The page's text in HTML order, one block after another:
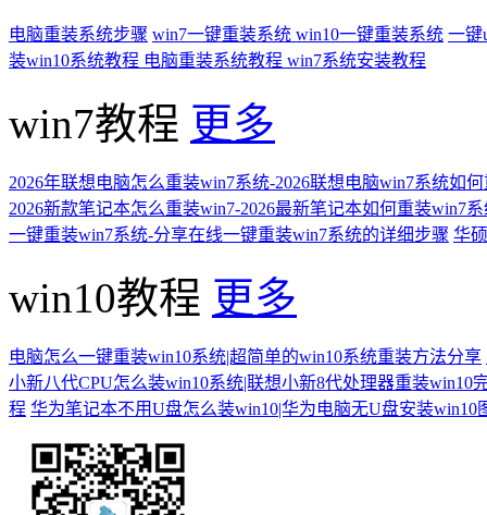
电脑重装系统步骤 win7一键重装系统 win10一键重装系统 一键
装win10系统教程 电脑重装系统教程 win7系统安装教程
win7教程 更多
2026年联想电脑怎么重装win7系统-2026联想电脑win7系统如
2026新款笔记本怎么重装win7-2026最新笔记本如何重装win7
一键重装win7系统-分享在线一键重装win7系统的详细步骤 华
win10教程 更多
电脑怎么一键重装win10系统|超简单的win10系统重装方法分享
小新八代CPU怎么装win10系统|联想小新8代处理器重装win10
程 华为笔记本不用U盘怎么装win10|华为电脑无U盘安装win10